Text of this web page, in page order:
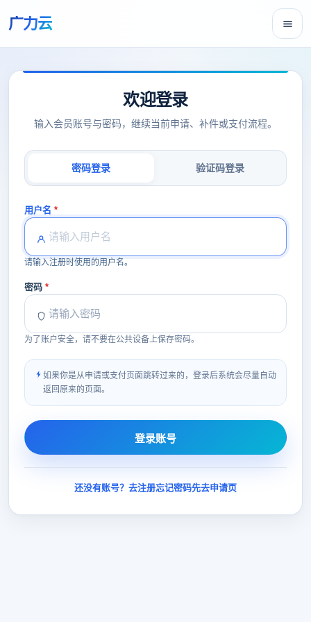
广力云
欢迎登录
输入会员账号与密码，继续当前申请、补件或支付流程。
密码登录 验证码登录
用户名
请输入注册时使用的用户名。
密码
为了账户安全，请不要在公共设备上保存密码。
如果你是从申请或支付页面跳转过来的，登录后系统会尽量自动
返回原来的页面。
登录账号
还没有账号？去注册忘记密码先去申请页